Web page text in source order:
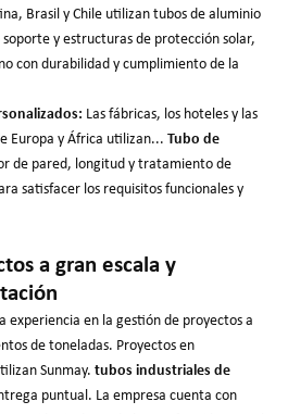
Brasil y Chile utilizan tubos de aluminio
y estructuras de protección solar,
con durabilidad y cumplimiento de la
Las fábricas, los hoteles y las
Europa y África utilizan... Tubo de
de pared, longitud y tratamiento de
satisfacer los requisitos funcionales y
a gran escala y
experiencia en la gestión de proyectos a
de toneladas. Proyectos en
Sunmay. tubos industriales de
puntual. La empresa cuenta con